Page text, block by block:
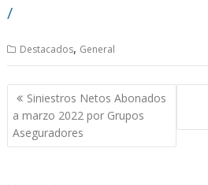
/
Destacados, General
Navegación
de
entradas
Siniestros Netos Abonados
a marzo 2022 por Grupos
Aseguradores